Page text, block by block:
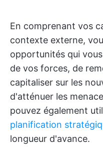
En comprenant vos
contexte externe,
opportunités qui
de vos forces, de
capitaliser sur les
d'atténuer les
pouvez également
planification
longueur d'avance.